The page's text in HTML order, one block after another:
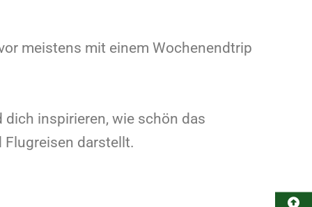
meistens mit einem Wochenendtrip
inspirieren, wie schön das
Flugreisen darstellt.